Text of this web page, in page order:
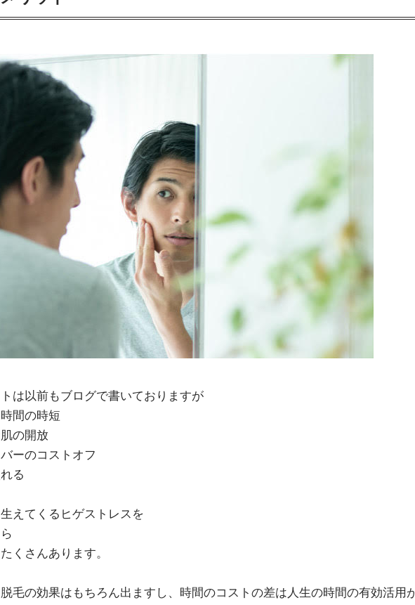
は以前もブログで書いておりますが
間の時短
の開放
ーのコストオフ
る
えてくるヒゲストレスを
くさんあります。
毛の効果はもちろん出ますし、時間のコストの差は人生の時間の有効活用